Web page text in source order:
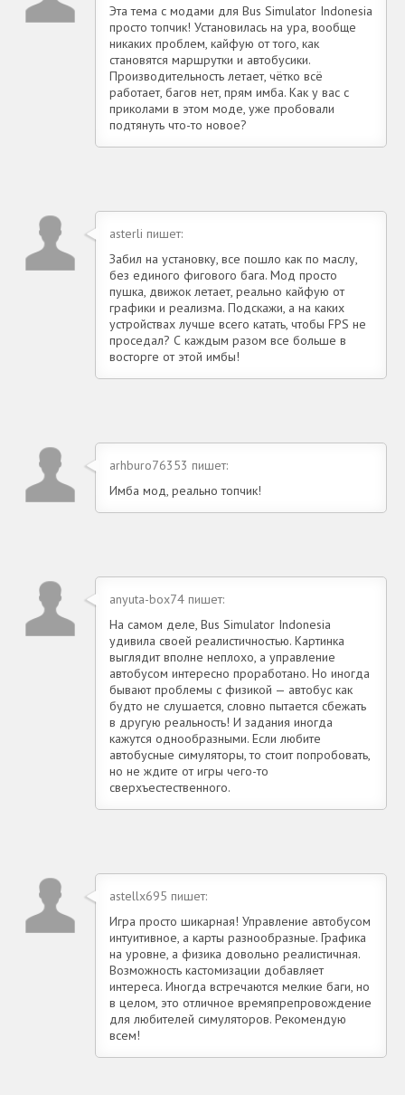
Эта тема с модами для Bus Simulator Indonesia
просто топчик! Установилась на ура, вообще
никаких проблем, кайфую от того, как
становятся маршрутки и автобусики.
Производительность летает, чётко всё
работает, багов нет, прям имба. Как у вас с
приколами в этом моде, уже пробовали
подтянуть что-то новое?
asterli пишет:
Забил на установку, все пошло как по маслу,
без единого фигового бага. Мод просто
пушка, движок летает, реально кайфую от
графики и реализма. Подскажи, а на каких
устройствах лучше всего катать, чтобы FPS не
проседал? С каждым разом все больше в
восторге от этой имбы!
arhburo76353 пишет:
Имба мод, реально топчик!
anyuta-box74 пишет:
На самом деле, Bus Simulator Indonesia
удивила своей реалистичностью. Картинка
выглядит вполне неплохо, а управление
автобусом интересно проработано. Но иногда
бывают проблемы с физикой — автобус как
будто не слушается, словно пытается сбежать
в другую реальность! И задания иногда
кажутся однообразными. Если любите
автобусные симуляторы, то стоит попробовать,
но не ждите от игры чего-то
сверхъестественного.
astellx695 пишет:
Игра просто шикарная! Управление автобусом
интуитивное, а карты разнообразные. Графика
на уровне, а физика довольно реалистичная.
Возможность кастомизации добавляет
интереса. Иногда встречаются мелкие баги, но
в целом, это отличное времяпрепровождение
для любителей симуляторов. Рекомендую
всем!